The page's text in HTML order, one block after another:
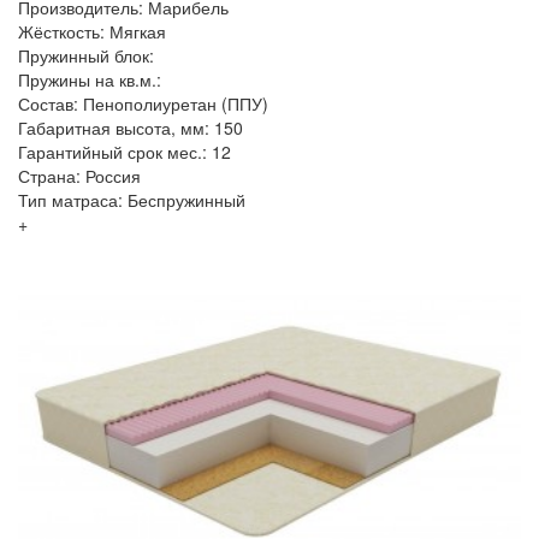
Производитель: Марибель
Жёсткость: Мягкая
Пружинный блок:
Пружины на кв.м.:
Состав: Пенополиуретан (ППУ)
Габаритная высота, мм: 150
Гарантийный срок мес.: 12
Страна: Россия
Тип матраса: Беспружинный
+